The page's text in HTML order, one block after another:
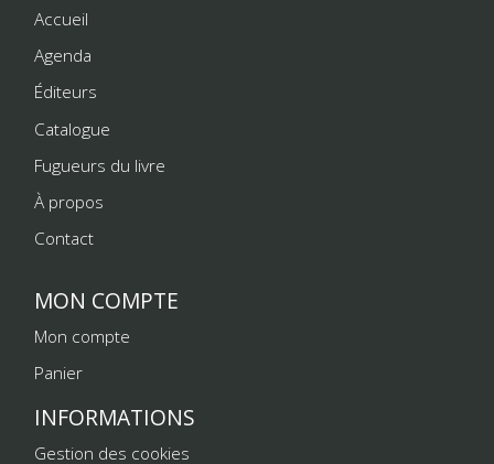
Accueil
Agenda
Éditeurs
Catalogue
Fugueurs du livre
À propos
Contact
MON COMPTE
Mon compte
Panier
INFORMATIONS
Gestion des cookies